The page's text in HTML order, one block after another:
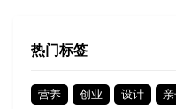
热门标签
营养 创业 设计